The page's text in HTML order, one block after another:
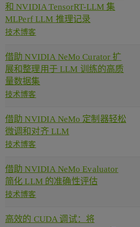
和 NVIDIA TensorRT-LLM 集
MLPerf LLM 推理记录
技术博客
借助 NVIDIA NeMo Curator 扩
展和整理用于 LLM 训练的高质
量数据集
技术博客
借助 NVIDIA NeMo 定制器轻松
微调和对齐 LLM
技术博客
借助 NVIDIA NeMo Evaluator
简化 LLM 的准确性评估
技术博客
高效的 CUDA 调试：将